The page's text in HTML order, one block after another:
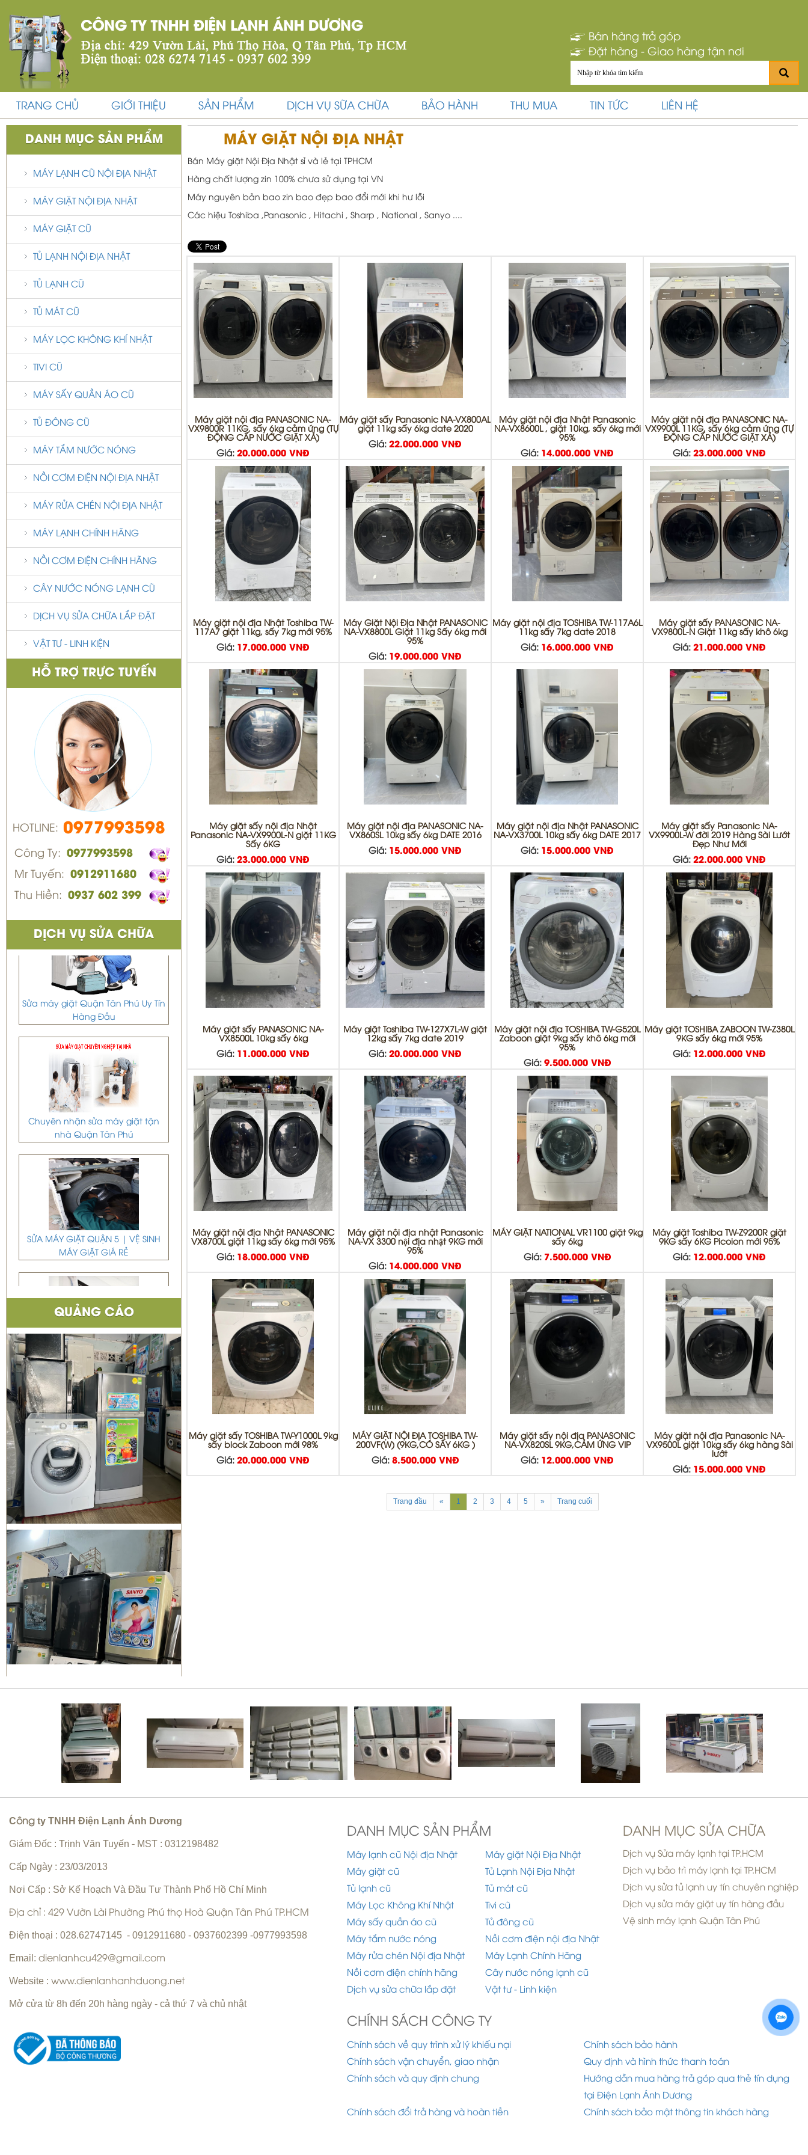
Bán hàng trả góp
Đặt hàng - Giao hàng tận nơi
TRANG CHỦ GIỚI THIỆU SẢN PHẨM DỊCH VỤ SỮA CHỮA BẢO HÀNH THU MUA TIN TỨC LIÊN HỆ
DANH MỤC SẢN PHẨM
MÁY LẠNH CŨ NỘI ĐỊA NHẬT
MÁY GIẶT NỘI ĐỊA NHẬT
MÁY GIẶT CŨ
TỦ LẠNH NỘI ĐỊA NHẬT
TỦ LẠNH CŨ
TỦ MÁT CŨ
MÁY LỌC KHÔNG KHÍ NHẬT
TIVI CŨ
MÁY SẤY QUẦN ÁO CŨ
TỦ ĐÔNG CŨ
MÁY TẮM NƯỚC NÓNG
NỒI CƠM ĐIỆN NỘI ĐỊA NHẬT
MÁY RỬA CHÉN NỘI ĐỊA NHẬT
MÁY LẠNH CHÍNH HÃNG
NỒI CƠM ĐIỆN CHÍNH HÃNG
CÂY NƯỚC NÓNG LẠNH CŨ
DỊCH VỤ SỬA CHỮA LẮP ĐẶT
VẬT TƯ - LINH KIỆN
HỖ TRỢ TRỰC TUYẾN
HOTLINE: 0977993598
Công Ty: 0977993598
Mr Tuyến: 0912911680
Thu Hiền: 0937 602 399
DỊCH VỤ SỬA CHỮA
Sửa máy giặt Quận Tân Phú Uy Tín
Hàng Đầu
Chuyên nhận sửa máy giặt tận
nhà Quận Tân Phú
SỬA MÁY GIẶT QUẬN 5 | VỆ SINH
MÁY GIẶT GIÁ RẺ
DỊCH VỤ DI DỜI THÁO VÀ LẮP ĐẶT
MÁY LẠNH QUẬN BÌNH TÂN
Sửa tủ lạnh Quận 1 | Bơm Gas tủ
lạnh Quận 1
Sửa máy giặt Quận 3 | vệ sinh máy
giặt quận 3
máy giặt giá rẻ
Bơm gas máy lạnh quận 10
Vệ sinh máy lạnh Quận 6 | Bơm gas
máy lạnh Quận 6 |
Sửa máy lạnh Quận 5 - Bảo trì máy
lạnh Quận 5
Hàng Đầu
QUẢNG CÁO
MÁY GIẶT NỘI ĐỊA NHẬT
Bán Máy giặt Nội Địa Nhật sỉ và lẻ tại TPHCM
Hàng chất lượng zin 100% chưa sử dụng tại VN
Máy nguyên bản bao zin bao đẹp bao đổi mới khi hư lỗi
Các hiệu Toshiba ,Panasonic , Hitachi , Sharp , National , Sanyo ....
Máy giặt nội địa PANASONIC NA-
VX9800R 11KG, sấy 6kg cảm ứng (TỰ
ĐỘNG CẤP NƯỚC GIẶT XẢ)
Giá: 20.000.000 VNĐ
Máy giặt sấy Panasonic NA-VX800AL
giặt 11kg sấy 6kg date 2020
Giá: 22.000.000 VNĐ
Máy giặt nội địa Nhật Panasonic
NA-VX8600L , giặt 10kg, sấy 6kg mới
95%
Giá: 14.000.000 VNĐ
Máy giặt nội địa PANASONIC NA-
VX9900L 11KG, sấy 6kg cảm ứng (TỰ
ĐỘNG CẤP NƯỚC GIẶT XẢ)
Giá: 23.000.000 VNĐ
Máy giặt nội địa Nhật Toshiba TW-
117A7 giặt 11kg, sấy 7kg mới 95%
Giá: 17.000.000 VNĐ
Máy Giặt Nội Địa Nhật PANASONIC
NA-VX8800L Giặt 11kg Sấy 6kg mới
95%
Giá: 19.000.000 VNĐ
Máy giặt nội địa TOSHIBA TW-117A6L
11kg sấy 7kg date 2018
Giá: 16.000.000 VNĐ
Máy giặt sấy PANASONIC NA-
VX9800L-N Giặt 11kg sấy khô 6kg
Giá: 21.000.000 VNĐ
Máy giặt sấy nội địa Nhật
Panasonic NA-VX9900L-N giặt 11KG
Sấy 6KG
Giá: 23.000.000 VNĐ
Máy giặt nội địa PANASONIC NA-
VX860SL 10kg sấy 6kg DATE 2016
Giá: 15.000.000 VNĐ
Máy giặt nội địa Nhật PANASONIC
NA-VX3700L 10kg sấy 6kg DATE 2017
Giá: 15.000.000 VNĐ
Máy giặt sấy Panasonic NA-
VX9900L-W đời 2019 Hàng Sài Lướt
Đẹp Như Mới
Giá: 22.000.000 VNĐ
Máy giặt sấy PANASONIC NA-
VX8500L 10kg sấy 6kg
Giá: 11.000.000 VNĐ
Máy giặt Toshiba TW-127X7L-W giặt
12kg sấy 7kg date 2019
Giá: 20.000.000 VNĐ
Máy giặt nội địa TOSHIBA TW-G520L
Zaboon giặt 9kg sấy khô 6kg mới
95%
Giá: 9.500.000 VNĐ
Máy giặt TOSHIBA ZABOON TW-Z380L
9KG sấy 6kg mới 95%
Giá: 12.000.000 VNĐ
Máy giặt nội địa Nhật PANASONIC
VX8700L giặt 11kg sấy 6kg mới 95%
Giá: 18.000.000 VNĐ
Máy giặt nội địa nhật Panasonic
NA-VX 3300 nội địa nhật 9KG mới
95%
Giá: 14.000.000 VNĐ
MÁY GIẶT NATIONAL VR1100 giặt 9kg
sấy 6kg
Giá: 7.500.000 VNĐ
Máy giặt Toshiba TW-Z9200R giặt
9KG sấy 6KG Picoion mới 95%
Giá: 12.000.000 VNĐ
Máy giặt sấy TOSHIBA TW-Y1000L 9kg
sấy block Zaboon mới 98%
Giá: 20.000.000 VNĐ
MÁY GIẶT NỘI ĐỊA TOSHIBA TW-
200VF(W) (9KG,CÓ SẤY 6KG )
Giá: 8.500.000 VNĐ
Máy giặt sấy nội địa PANASONIC
NA-VX820SL 9KG,CẢM ỨNG VIP
Giá: 12.000.000 VNĐ
Máy giặt nội địa Panasonic NA-
VX9500L giặt 10kg sấy 6kg hàng Sài
lướt
Giá: 15.000.000 VNĐ
Trang đầu « 1 2 3 4 5 » Trang cuối
Công ty TNHH Điện Lạnh Ánh Dương
Giám Đốc : Trịnh Văn Tuyến - MST : 0312198482
Cấp Ngày : 23/03/2013
Nơi Cấp : Sở Kế Hoạch Và Đầu Tư Thành Phố Hồ Chí Minh
Địa chỉ : 429 Vườn Lài Phường Phú thọ Hoà Quận Tân Phú TP.HCM
Điện thoại : 028.62747145 - 0912911680 - 0937602399 -0977993598
Email: dienlanhcu429@gmail.com
Website : www.dienlanhanhduong.net
Mở cửa từ 8h đến 20h hàng ngày - cả thứ 7 và chủ nhật
DANH MỤC SẢN PHẨM
Máy lạnh cũ Nội địa Nhật
Máy giặt Nội Địa Nhật
Máy giặt cũ
Tủ Lạnh Nội Địa Nhật
Tủ lạnh cũ
Tủ mát cũ
Máy Lọc Không Khí Nhật
Tivi cũ
Máy sấy quần áo cũ
Tủ đông cũ
Máy tắm nước nóng
Nồi cơm điện nội địa Nhật
Máy rửa chén Nội địa Nhật
Máy Lạnh Chính Hãng
Nồi cơm điện chính hãng
Cây nước nóng lạnh cũ
Dịch vụ sửa chữa lắp đặt
Vật tư - Linh kiện
DANH MỤC SỬA CHỮA
Dịch vụ Sửa máy lạnh tại TP.HCM
Dịch vụ bảo trì máy lạnh tại TP.HCM
Dịch vụ sửa tủ lạnh uy tín chuyên nghiệp
Dịch vụ sửa máy giặt uy tín hàng đầu
Vệ sinh máy lạnh Quận Tân Phú
CHÍNH SÁCH CÔNG TY
Chính sách về quy trình xử lý khiếu nại
Chính sách bảo hành
Chính sách vận chuyển, giao nhận
Quy định và hình thức thanh toán
Chính sách và quy định chung
Hướng dẫn mua hàng trả góp qua thẻ tín dụng
tại Điện Lạnh Ánh Dương
Chính sách đổi trả hàng và hoàn tiền
Chính sách bảo mật thông tin khách hàng